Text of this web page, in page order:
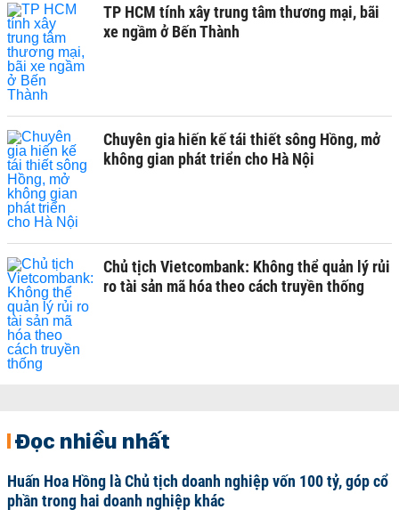
TP HCM tính xây trung tâm thương mại, bãi
xe ngầm ở Bến Thành
Chuyên gia hiến kế tái thiết sông Hồng, mở
không gian phát triển cho Hà Nội
Chủ tịch Vietcombank: Không thể quản lý rủi
ro tài sản mã hóa theo cách truyền thống
Đọc nhiều nhất
Huấn Hoa Hồng là Chủ tịch doanh nghiệp vốn 100 tỷ, góp cổ
phần trong hai doanh nghiệp khác